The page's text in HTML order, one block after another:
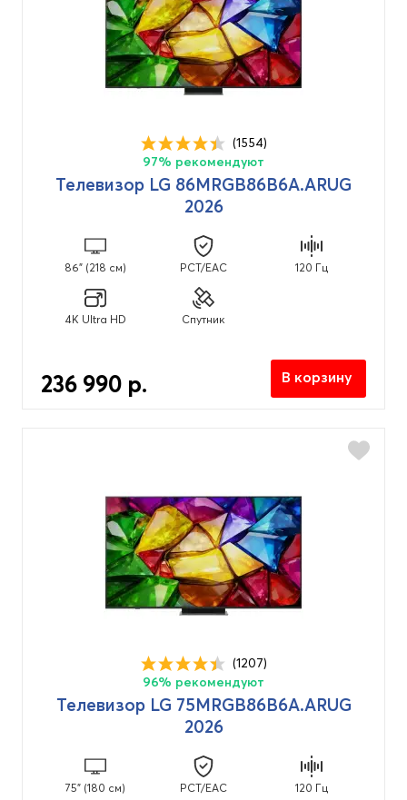
(1554)
97% рекомендуют
Телевизор LG 86MRGB86B6A.ARUG
2026
86" (218 см) PCT/EAC 120 Гц
4K Ultra HD Спутник
236 990 р. В корзину
(1207)
96% рекомендуют
Телевизор LG 75MRGB86B6A.ARUG
2026
75" (180 см) PCT/EAC 120 Гц